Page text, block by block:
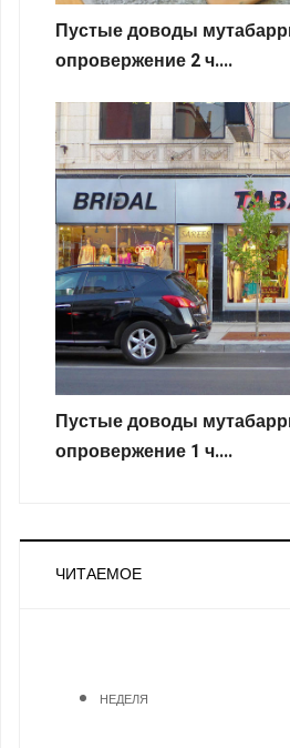
Пустые доводы
опровержение 2 ч....
Пустые доводы
опровержение 1 ч....
ЧИТАЕМОЕ
НЕДЕЛЯ